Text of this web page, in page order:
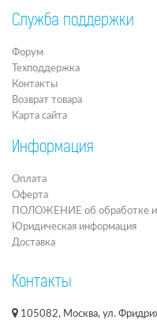
Служба поддержки
Форум
Техподдержка
Контакты
Возврат товара
Карта сайта
Информация
Оплата
Оферта
ПОЛОЖЕНИЕ об обработке и
Юридическая информация
Доставка
Контакты
105082, Москва, ул.